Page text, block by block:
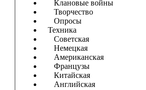
Клановые войны
Творчество
Опросы
Техника
Советская
Немецкая
Американская
Французы
Китайская
Английская